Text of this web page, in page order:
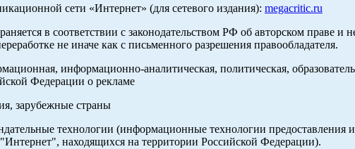
сети «Интернет» (для сетевого издания): megacritic.ru
в соответствии с законодательством РФ об авторском праве
не иначе как с письменного разрешения правообладателя.
информационно-аналитическая, политическая,
Федерации о рекламе
зарубежные страны
технологии (информационные технологии предоставления
находящихся на территории Российской Федерации).